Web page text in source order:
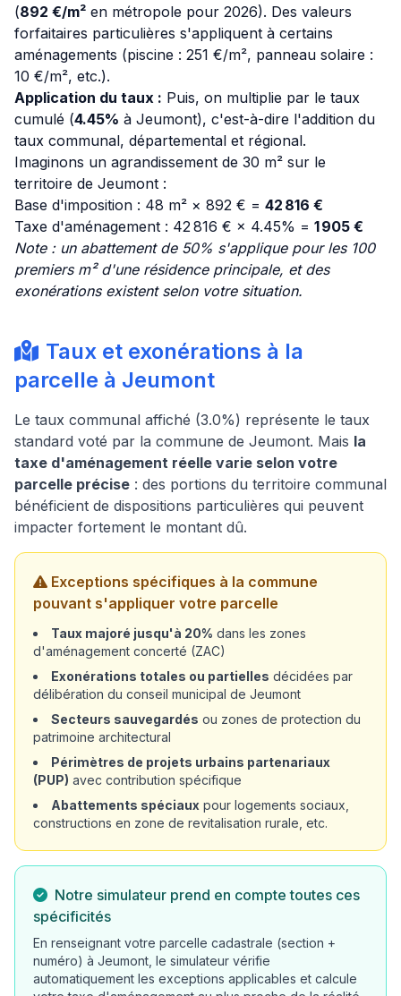
(892 €/m² en métropole pour 2026). Des valeurs
forfaitaires particulières s'appliquent à certains
aménagements (piscine : 251 €/m², panneau solaire :
10 €/m², etc.).
Application du taux : Puis, on multiplie par le taux
cumulé (4.45% à Jeumont), c'est-à-dire l'addition du
taux communal, départemental et régional.
Imaginons un agrandissement de 30 m² sur le
territoire de Jeumont :
Base d'imposition : 48 m² × 892 € = 42 816 €
Taxe d'aménagement : 42 816 € × 4.45% = 1 905 €
Note : un abattement de 50% s'applique pour les 100
premiers m² d'une résidence principale, et des
exonérations existent selon votre situation.
Taux et exonérations à la
parcelle à Jeumont
Le taux communal affiché (3.0%) représente le taux
standard voté par la commune de Jeumont. Mais la
taxe d'aménagement réelle varie selon votre
parcelle précise : des portions du territoire communal
bénéficient de dispositions particulières qui peuvent
impacter fortement le montant dû.
Exceptions spécifiques à la commune
pouvant s'appliquer votre parcelle
Taux majoré jusqu'à 20% dans les zones
d'aménagement concerté (ZAC)
Exonérations totales ou partielles décidées par
délibération du conseil municipal de Jeumont
Secteurs sauvegardés ou zones de protection du
patrimoine architectural
Périmètres de projets urbains partenariaux
(PUP) avec contribution spécifique
Abattements spéciaux pour logements sociaux,
constructions en zone de revitalisation rurale, etc.
Notre simulateur prend en compte toutes ces
spécificités
En renseignant votre parcelle cadastrale (section +
numéro) à Jeumont, le simulateur vérifie
automatiquement les exceptions applicables et calcule